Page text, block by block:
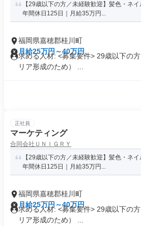
【29歳以下の方／未経験歓迎】髪色・ネイ
年間休日125日｜月給35万円...
福岡県嘉穂郡桂川町
月給25万円～40万円
求める人材: <募集要件> 29歳以下の
リア形成のため） ...
正社員
マーケティング
合同会社ＵＮＩＧＲＹ
【29歳以下の方／未経験歓迎】髪色・ネイ
年間休日125日｜月給35万円...
福岡県嘉穂郡桂川町
月給25万円～40万円
求める人材: <募集要件> 29歳以下の
リア形成のため） ...